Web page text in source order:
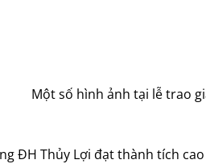
Một số hình ảnh tại lễ trao
ĐH Thủy Lợi đạt thành tích